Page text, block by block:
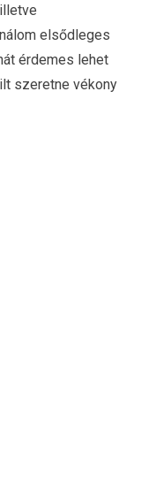
elsődleges
érdemes lehet
szeretne vékony